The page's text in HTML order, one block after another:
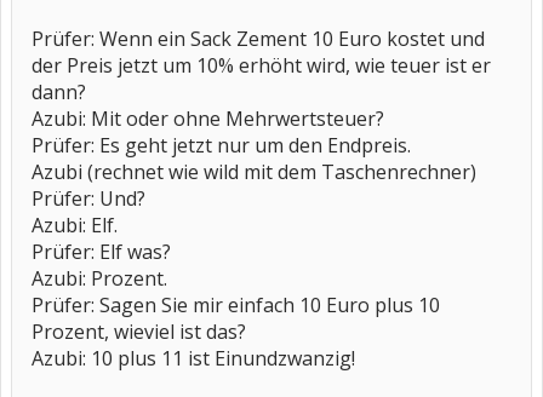
Prüfer: Wenn ein Sack Zement 10 Euro kostet und
der Preis jetzt um 10% erhöht wird, wie teuer ist er
dann?
Azubi: Mit oder ohne Mehrwertsteuer?
Prüfer: Es geht jetzt nur um den Endpreis.
Azubi (rechnet wie wild mit dem Taschenrechner)
Prüfer: Und?
Azubi: Elf.
Prüfer: Elf was?
Azubi: Prozent.
Prüfer: Sagen Sie mir einfach 10 Euro plus 10
Prozent, wieviel ist das?
Azubi: 10 plus 11 ist Einundzwanzig!